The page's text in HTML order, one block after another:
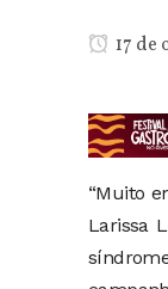
17 de
“Muito
Larissa